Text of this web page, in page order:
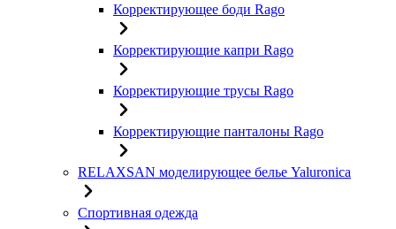
Корректирующее боди Rago
Корректирующие капри Rago
Корректирующие трусы Rago
Корректирующие панталоны Rago
RELAXSAN моделирующее белье Yaluroniсa
Спортивная одежда